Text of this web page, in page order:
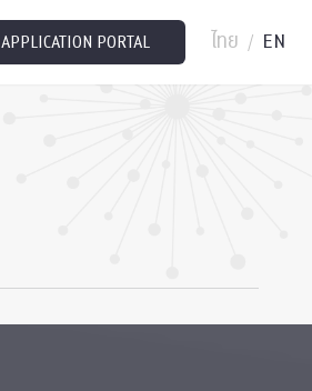
APPLICATION PORTAL ไทย / EN